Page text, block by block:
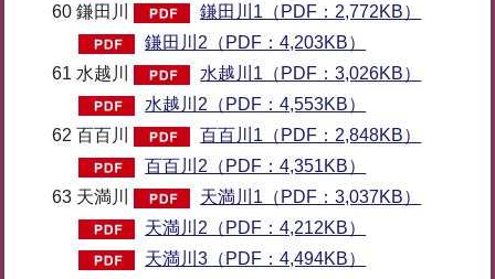
60 鎌田川
鎌田川1（PDF：2,772KB）
鎌田川2（PDF：4,203KB）
61 水越川
水越川1（PDF：3,026KB）
水越川2（PDF：4,553KB）
62 百百川
百百川1（PDF：2,848KB）
百百川2（PDF：4,351KB）
63 天満川
天満川1（PDF：3,037KB）
天満川2（PDF：4,212KB）
天満川3（PDF：4,494KB）